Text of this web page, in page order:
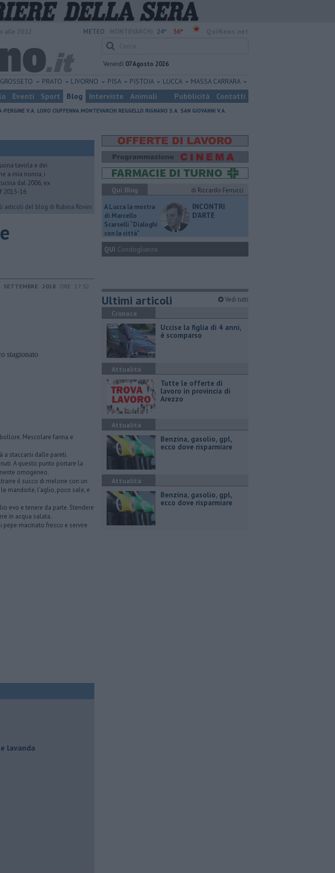
METEO: 24° 36°
Venerdì 07 Agosto 2026
GROSSETO PRATO LIVORNO PISA PISTOIA LUCCA MASSA CARRARA
Eventi Sport Blog Interviste Animali Pubblicità Contatti
PERGINE V.A. LORO CIUFFENNA MONTEVARCHI REGGELLO RIGNANO S.A. SAN GIOVANNI V.A.
tavola e dei
a mia nonna, i
dal 2006, ex
2015-16
articoli del blog di Rubina Rovini
SETTEMBRE 2018 ORE 17:32
stagionato
Mescolare farina e
a staccarsi dalle pareti.
A questo punto portare la
omogeneo.
il succo di melone con un
mandorle, l'aglio, poco sale, e
evo e tenere da parte. Stendere
in acqua salata.
macinato fresco e servire
lavanda
Qui Blog
di Riccardo Ferrucci
A Lucca la mostra
di Marcello
Scarselli “Dialoghi
con la città"
INCONTRI
D'ARTE
QUI Condoglianze
Ultimi articoli Vedi tutti
Cronaca
Uccise la figlia di 4 anni,
è scomparso
Attualità
​Tutte le offerte di
lavoro in provincia di
Arezzo
Attualità
​Benzina, gasolio, gpl,
ecco dove risparmiare
Attualità
​Benzina, gasolio, gpl,
ecco dove risparmiare